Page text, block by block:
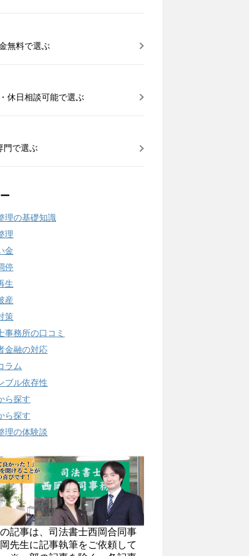
無料で選ぶ
休日相談可能で選ぶ
門で選ぶ
理の基礎知識
理
金
停
生
産
策
事務所の口コミ
金融の対応
ラム
ブル依存性
ら探す
ら探す
理の体験談
記事は、司法書士西岡合同事
先生に記事執筆をご依頼して